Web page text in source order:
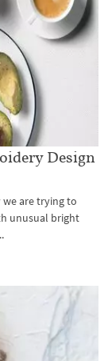
Design
are trying to
unusual bright